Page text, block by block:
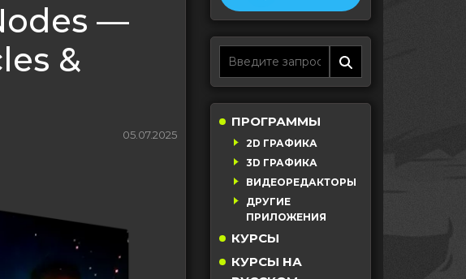
—
&
05.07.2025
ПРОГРАММЫ
2D ГРАФИКА
3D ГРАФИКА
ВИДЕОРЕДАКТОРЫ
ДРУГИЕ
ПРИЛОЖЕНИЯ
КУРСЫ
КУРСЫ НА